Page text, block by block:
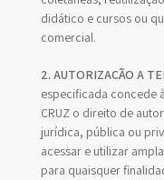
didático e cursos ou
comercial.
2. AUTORIZAÇÃO A
especificada concede à
CRUZ o direito de
jurídica, pública ou
acessar e utilizar
para quaisquer